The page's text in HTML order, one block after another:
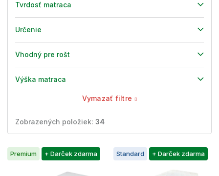
Tvrdosť matraca
Určenie
Vhodný pre rošt
Výška matraca
Vymazať filtre
Zobrazených položiek: 34
V
ýPremium + Darček zdarma Standard + Darček zdarma